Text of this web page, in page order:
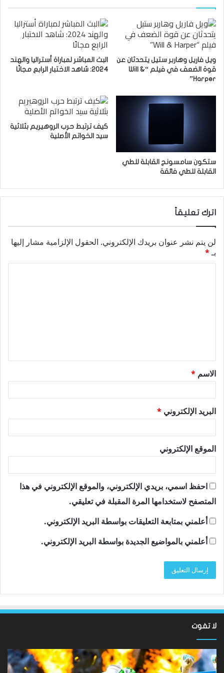
ويل فاريل وهاربر ستيل يتحدثان عن
قوة الضعف في فيلم “Will &
Harper”
البث المباشر لمباراة أستراليا والهند
2024: شاهد الاختبار الرابع مجانًا
ستكون سامسونج القابلة للطي
القابلة للطي فائقة
كيف ترتبط حرب الروهيريم بثلاثية
سيد الخواتم الأصلية
اترك تعليقاً
لن يتم نشر عنوان بريدك الإلكتروني. الحقول الإلزامية مشار إليها
بـ*
ق
*
الاسم *
البريد الإلكتروني *
الموقع الإلكتروني
احفظ اسمي، بريدي الإلكتروني، والموقع الإلكتروني في هذا
المتصفح لاستخدامها المرة المقبلة في تعليقي.
أعلمني بمتابعة التعليقات بواسطة البريد الإلكتروني.
أعلمني بالمواضيع الجديدة بواسطة البريد الإلكتروني.
لا تفوت
لقد
عادت